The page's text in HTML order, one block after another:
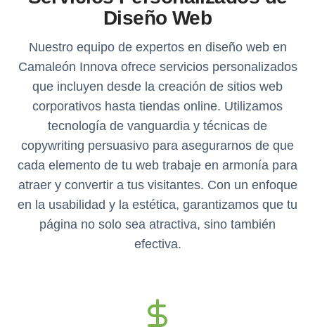
Diseño Web
Nuestro equipo de expertos en diseño web en
Camaleón Innova ofrece servicios personalizados
que incluyen desde la creación de sitios web
corporativos hasta tiendas online. Utilizamos
tecnología de vanguardia y técnicas de
copywriting persuasivo para asegurarnos de que
cada elemento de tu web trabaje en armonía para
atraer y convertir a tus visitantes. Con un enfoque
en la usabilidad y la estética, garantizamos que tu
página no solo sea atractiva, sino también
efectiva.